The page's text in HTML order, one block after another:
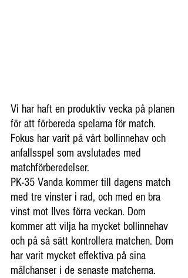
Vi har haft en produktiv vecka på planen
för att förbereda spelarna för match.
Fokus har varit på vårt bollinnehav och
anfallsspel som avslutades med
matchförberedelser.
PK-35 Vanda kommer till dagens match
med tre vinster i rad, och med en bra
vinst mot Ilves förra veckan. Dom
kommer att vilja ha mycket bollinnehav
och på så sätt kontrollera matchen. Dom
har varit mycket effektiva på sina
målchanser i de senaste matcherna.